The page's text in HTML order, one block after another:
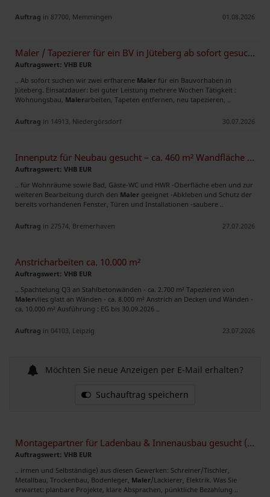
Auftrag in 87700, Memmingen 01.08.2026
Maler / Tapezierer für ein BV in Jüteberg ab sofort gesucht
Auftragswert: VHB EUR
.. Ab sofort suchen wir zwei erfharene Maler für ein Bauvorhaben in
Jüteberg. Einsatzdauer: bei guter Leistung mehrere Wochen Tätigkeit :
Wohnungsbau, Malerarbeiten, Tapeten entfernen, neu tapezieren, ..
Auftrag in 14913, Niedergörsdorf 30.07.2026
Innenputz für Neubau gesucht – ca. 460 m² Wandfläche in Bremerhaven
Auftragswert: VHB EUR
.. für Wohnräume sowie Bad, Gäste-WC und HWR -Oberfläche eben und zur
weiteren Bearbeitung durch den Maler geeignet -Abkleben und Schutz der
bereits vorhandenen Fenster, Türen und Installationen -saubere ..
Auftrag in 27574, Bremerhaven 27.07.2026
Anstricharbeiten ca. 10.000 m²
Auftragswert: VHB EUR
.. Spachtelung Q3 an Stahlbetonwänden - ca. 2.700 m² Tapezieren von
Malervlies glatt an Wänden - ca. 8.000 m² Anstrich an Decken und Wänden -
ca. 10.000 m² Ausführung : EG bis 30.09.2026 ..
Auftrag in 04103, Leipzig 23.07.2026
Möchten Sie neue Anzeigen per E-Mail erhalten?
Suchauftrag speichern
Montagepartner für Ladenbau & Innenausbau gesucht (bundesweit)
Auftragswert: VHB EUR
.. irmen und Selbständige) aus diesen Gewerken: Schreiner/Tischler,
Metallbau, Trockenbau, Bodenleger, Maler/Lackierer, Elektrik. Was Sie
erwartet: planbare Projekte, klare Absprachen, pünktliche Bezahlung ..